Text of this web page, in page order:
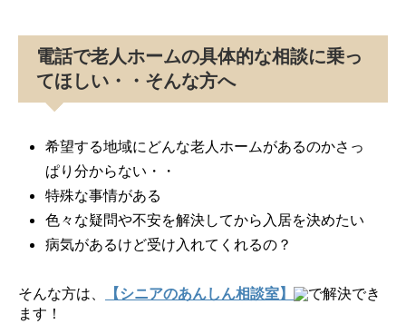
電話で老人ホームの具体的な相談に乗っ
てほしい・・そんな方へ
希望する地域にどんな老人ホームがあるのかさっ
ぱり分からない・・
特殊な事情がある
色々な疑問や不安を解決してから入居を決めたい
病気があるけど受け入れてくれるの？
そんな方は、 【シニアのあんしん相談室】
で解決でき
ます！